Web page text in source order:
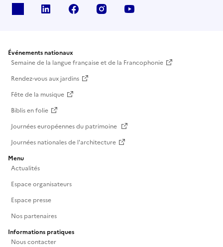
Linkedin Facebook Instagram
Événements nationaux
Semaine de la langue française et de la Francophonie
Rendez-vous aux jardins
Fête de la musique
Biblis en folie
Journées européennes du patrimoine
Journées nationales de l'architecture
Menu
Actualités
Espace organisateurs
Espace presse
Nos partenaires
Informations pratiques
Nous contacter